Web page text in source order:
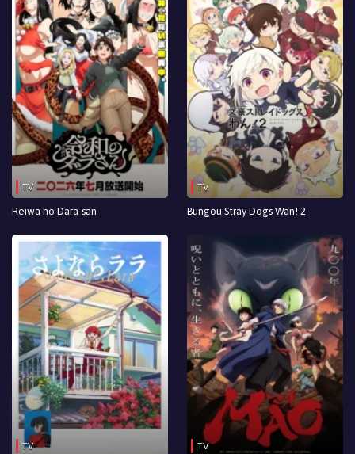
TV
Reiwa no Dara-san
TV
Bungou Stray Dogs Wan! 2
TV TV